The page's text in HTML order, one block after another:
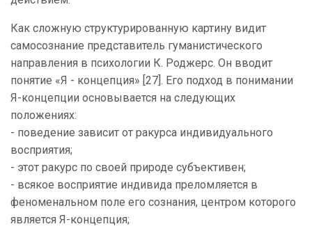
Как сложную структурированную картину видит
самосознание представитель гуманистического
направления в психологии К. Роджерс. Он вводит
понятие «Я - концепция» [27]. Его подход в понимании
Я-концепции основывается на следующих
положениях:
- поведение зависит от ракурса индивидуального
восприятия;
- этот ракурс по своей природе субъективен;
- всякое восприятие индивида преломляется в
феноменальном поле его сознания, центром которого
является Я-концепция;